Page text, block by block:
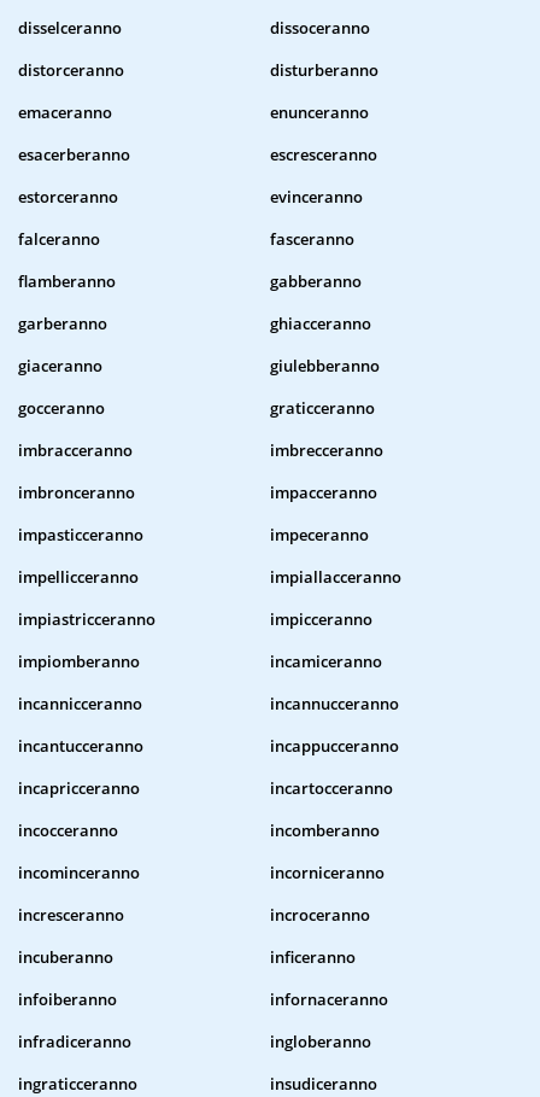
disselceranno
dissoceranno
distorceranno
disturberanno
emaceranno
enunceranno
esacerberanno
escresceranno
estorceranno
evinceranno
falceranno
fasceranno
flamberanno
gabberanno
garberanno
ghiacceranno
giaceranno
giulebberanno
gocceranno
graticceranno
imbracceranno
imbrecceranno
imbronceranno
impacceranno
impasticceranno
impeceranno
impellicceranno
impiallacceranno
impiastricceranno
impicceranno
impiomberanno
incamiceranno
incannicceranno
incannucceranno
incantucceranno
incappucceranno
incapricceranno
incartocceranno
incocceranno
incomberanno
incominceranno
incorniceranno
incresceranno
incroceranno
incuberanno
inficeranno
infoiberanno
infornaceranno
infradiceranno
ingloberanno
ingraticceranno
insudiceranno